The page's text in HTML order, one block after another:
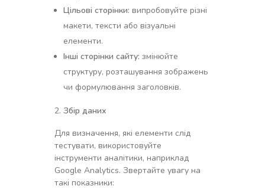
Цільові сторінки: випробовуйте різні
макети, тексти або візуальні
елементи.
Інші сторінки сайту: змінюйте
структуру, розташування зображень
чи формулювання заголовків.
Збір даних
Для визначення, які елементи слід
тестувати, використовуйте
інструменти аналітики, наприклад
Google Analytics. Звертайте увагу на
такі показники: